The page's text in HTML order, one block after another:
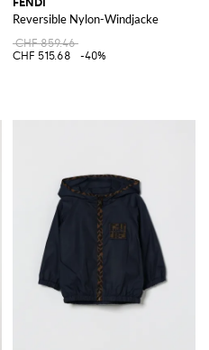
Reversible Nylon-Windjacke
CHF 859.46
CHF 515.68
-40%